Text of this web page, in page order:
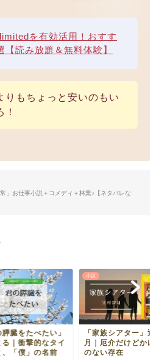
を有効活用！おすす
【読み放題＆無料体験】
りもちょっと安いのもい
！
」お仕事小説＋コメディ＋林業♪【ネタバレな
シアター」辻村深
介だけどかけがえ
存在
小説
「かがみの孤城」辻
月｜ 不登校の中学
の絆と闘い【本屋大